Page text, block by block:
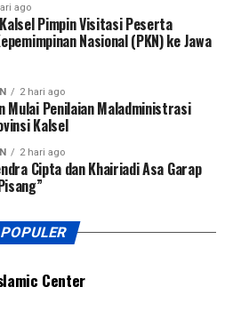
ago
Pimpin Visitasi Peserta
Nasional (PKN) ke Jawa
2 hari ago
Mulai Penilaian Maladministrasi
Kalsel
2 hari ago
Cipta dan Khairiadi Asa Garap
POPULER
Center